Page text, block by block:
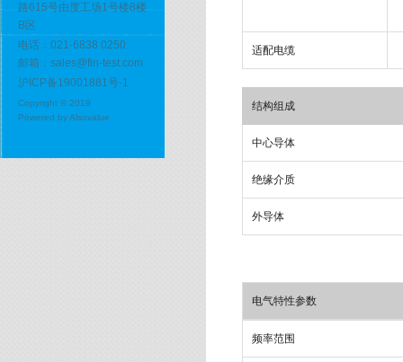
路615号由度工场1号楼8楼
B区
电话：021-6838 0250
邮箱：sales@fin-test.com
沪ICP备19001881号-1
Copyright © 2019
Powered byAlsovalue
适配电缆
结构组成
中心导体
绝缘介质
外导体
电气特性参数
频率范围